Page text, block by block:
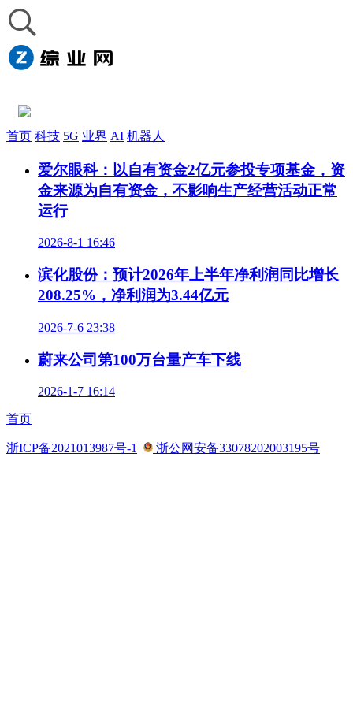
首页 科技 5G 业界 AI 机器人
爱尔眼科：以自有资金2亿元参投专项基金，资
金来源为自有资金，不影响生产经营活动正常
运行
2026-8-1 16:46
滨化股份：预计2026年上半年净利润同比增长
208.25%，净利润为3.44亿元
2026-7-6 23:38
蔚来公司第100万台量产车下线
2026-1-7 16:14
首页
浙ICP备2021013987号-1 浙公网安备33078202003195号